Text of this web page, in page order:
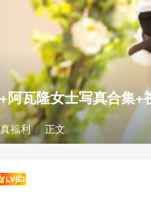
阿瓦隆女士写真合集+
福利 正文